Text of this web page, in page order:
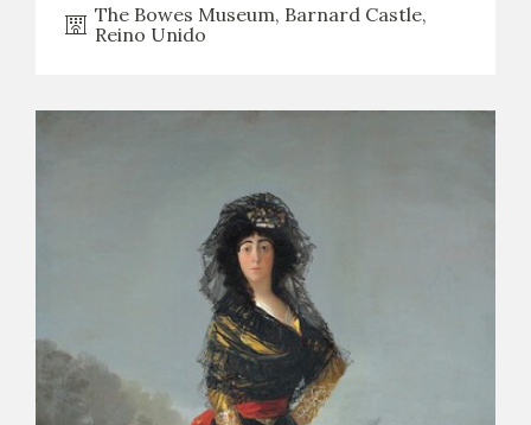
The Bowes Museum, Barnard Castle,
Reino Unido